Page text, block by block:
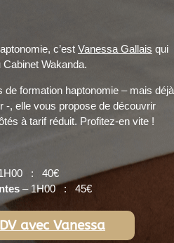
c’est Vanessa Gallais qui
Wakanda.
de formation haptonomie – mais déjà
-, elle vous propose de découvrir
à tarif réduit. Profitez-en vite !
: 40€
– 1H00 : 45€
avec Vanessa